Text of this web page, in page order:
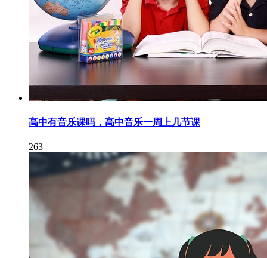
高中有音乐课吗，高中音乐一周上几节课
263